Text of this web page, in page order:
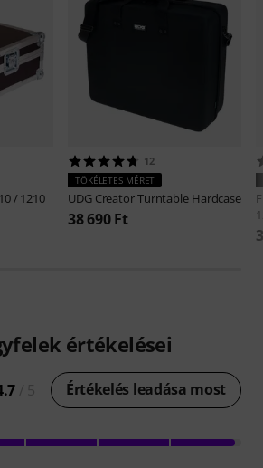
/ 1210
12
TÖKÉLETES MÉRET
UDG Creator Turntable Hardcase
38 690 Ft
értékelései
Értékelés leadása most